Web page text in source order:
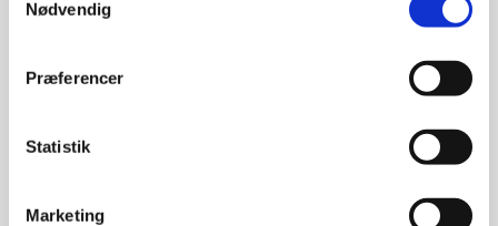
Nødvendig
Præferencer
Statistik
Marketing
Forperson Dorthe Corfitzen Pedersen
Center for Klinisk Forskning og Forebyggelse,
2000 Frederiksberg